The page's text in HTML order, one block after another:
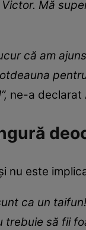
Mă
că am
ne-a declarat
nu este
ca un
să fii